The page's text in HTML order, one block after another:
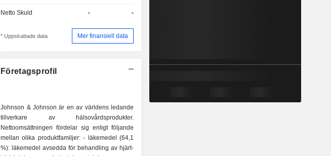
Netto Skuld - -
* Uppskattade data Mer finansiell data
Företagsprofil
Johnson & Johnson är en av världens ledande
tillverkare av hälsovårdsprodukter.
Nettoomsättningen fördelar sig enligt följande
mellan olika produktfamiljer: - läkemedel (64,1
%): läkemedel avsedda för behandling av hjärt-